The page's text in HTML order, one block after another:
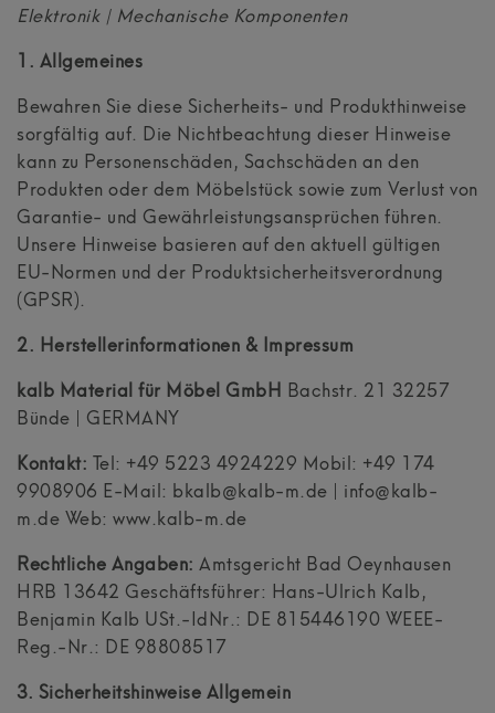
Elektronik | Mechanische Komponenten
1. Allgemeines
Bewahren Sie diese Sicherheits- und Produkthinweise
sorgfältig auf. Die Nichtbeachtung dieser Hinweise
kann zu Personenschäden, Sachschäden an den
Produkten oder dem Möbelstück sowie zum Verlust von
Garantie- und Gewährleistungsansprüchen führen.
Unsere Hinweise basieren auf den aktuell gültigen
EU-Normen und der Produktsicherheitsverordnung
(GPSR).
2. Herstellerinformationen & Impressum
kalb Material für Möbel GmbH
Bachstr. 21 32257
Bünde | GERMANY
Kontakt: Tel: +49 5223 4924229 Mobil: +49 174
9908906 E-Mail: bkalb@kalb-m.de | info@kalb-
m.de Web: www.kalb-m.de
Rechtliche Angaben: Amtsgericht Bad Oeynhausen
HRB 13642 Geschäftsführer: Hans-Ulrich Kalb,
Benjamin Kalb USt.-IdNr.: DE 815446190 WEEE-
Reg.-Nr.: DE 98808517
3. Sicherheitshinweise Allgemein